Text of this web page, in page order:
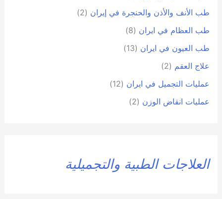
طب الأنف والأذن والحنجرة في إيران (2)
طب العظام في ايران (8)
طب العيون في ايران (13)
علاج العقم (2)
عمليات التجميل في ايران (12)
عمليات انقاض الوزن (2)
العلاجات الطبية والتجميلية